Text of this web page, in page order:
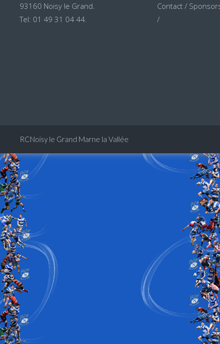
93160 Noisy le Grand.
Tel: 01 49 31 04 44.
Contact /
/
RCNoisy le Grand Marne la Vallée